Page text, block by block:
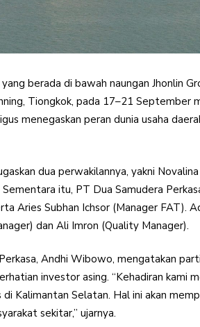
berada di bawah naungan Jhonlin
Tiongkok, pada 17–21 September
menegaskan peran dunia usaha
dua perwakilannya, yakni
itu, PT Dua Samudera
Aries Subhan Ichsor (Manager FAT).
dan Ali Imron (Quality Manager).
Andhi Wibowo, mengatakan
investor asing. “Kehadiran kami
Kalimantan Selatan. Hal ini akan
sekitar,” ujarnya.